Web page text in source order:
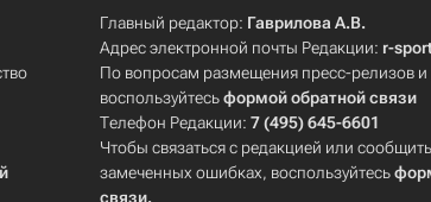
Главный редактор: Гаврилова А.В.
Адрес электронной почты Редакции: r-
По вопросам размещения пресс-релизов
воспользуйтесьформой обратной связи
Телефон Редакции:7 (495) 645-6601
Чтобы связаться с редакцией или
замеченных ошибках, воспользуйтесь
связи.